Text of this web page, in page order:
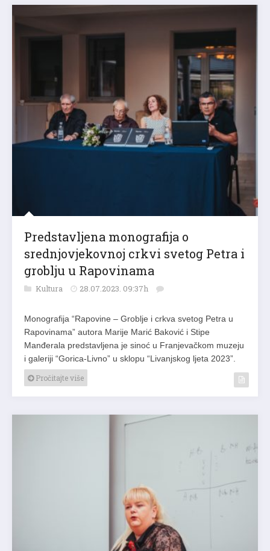
Predstavljena monografija o
srednjovjekovnoj crkvi svetog Petra i
groblju u Rapovinama
Kultura 28.07.2023. 09:37h
Monografija “Rapovine – Groblje i crkva svetog Petra u
Rapovinama” autora Marije Marić Baković i Stipe
Manđerala predstavljena je sinoć u Franjevačkom muzeju
i galeriji “Gorica-Livno” u sklopu “Livanjskog ljeta 2023”.
Pročitajte više